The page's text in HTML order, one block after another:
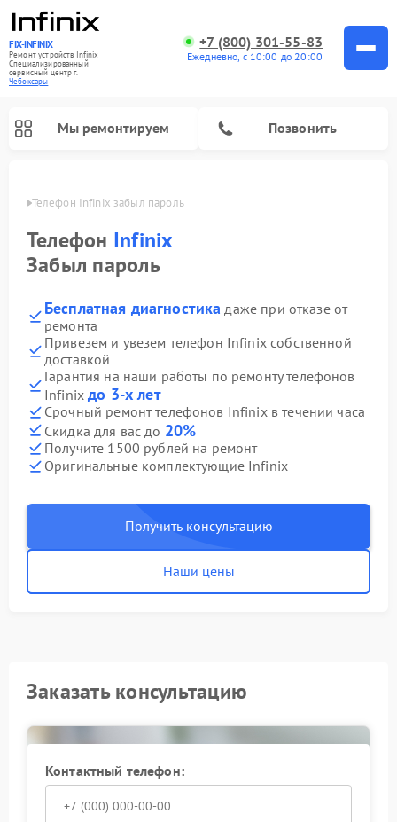
FIX-INFINIX
Ремонт устройств Infinix
Специализированный
cервисный центр г.
Чебоксары
+7 (800) 301-55-83
Ежедневно, с 10:00 до 20:00
Мы ремонтируем Позвонить
Телефон Infinix забыл пароль
Телефон Infinix
Забыл пароль
Бесплатная диагностика даже при отказе от
ремонта
Привезем и увезем телефон Infinix собственной
доставкой
Гарантия на наши работы по ремонту телефонов
Infinixдо 3-х лет
Срочный ремонт телефонов Infinix в течении часа
Скидка для вас до 20%
Получите 1500 рублей на ремонт
Оригинальные комплектующие Infinix
Получить консультацию
Наши цены
Заказать консультацию
Контактный телефон: